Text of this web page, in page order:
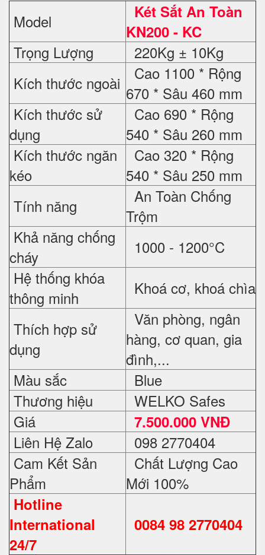
Model
Két Sắt An Toàn
KN200 - KC
Trọng Lượng
220Kg ± 10Kg
Kích thước ngoài
Cao 1100 * Rộng
670 * Sâu 460 mm
Kích thước sử
dụng
Cao 690 * Rộng
540 * Sâu 260 mm
Kích thước ngăn
kéo
Cao 320 * Rộng
540 * Sâu 250 mm
Tính năng
An Toàn Chống
Trộm
Khả năng chống
cháy
1000 - 1200°C
Hệ thống khóa
thông minh
Khoá cơ, khoá chìa
Thích hợp sử
dụng
Văn phòng, ngân
hàng, cơ quan, gia
đình,...
Màu sắc
Blue
Thương hiệu
WELKO Safes
Giá
7.500.000 VNĐ
Liên Hệ Zalo
098 2770404
Cam Kết Sản
Phẩm
Chất Lượng Cao
Mới 100%
Hotline
International
24/7
0084 98 2770404